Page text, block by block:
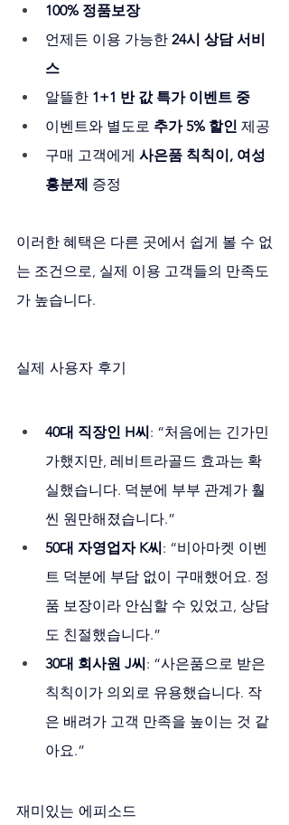
100% 정품보장
언제든 이용 가능한 24시 상담 서비
스
알뜰한 1+1 반 값 특가 이벤트 중
이벤트와 별도로 추가 5% 할인 제공
구매 고객에게 사은품 칙칙이, 여성
흥분제 증정
이러한 혜택은 다른 곳에서 쉽게 볼 수 없
는 조건으로, 실제 이용 고객들의 만족도
가 높습니다.
실제 사용자 후기
40대 직장인 H씨: “처음에는 긴가민
가했지만, 레비트라골드 효과는 확
실했습니다. 덕분에 부부 관계가 훨
씬 원만해졌습니다.”
50대 자영업자 K씨: “비아마켓 이벤
트 덕분에 부담 없이 구매했어요. 정
품 보장이라 안심할 수 있었고, 상담
도 친절했습니다.”
30대 회사원 J씨: “사은품으로 받은
칙칙이가 의외로 유용했습니다. 작
은 배려가 고객 만족을 높이는 것 같
아요.”
재미있는 에피소드